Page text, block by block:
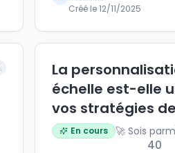
Créé le12/11/2025
La
échelle est-elle
vos stratégies
En cours 🚀 Sois
40